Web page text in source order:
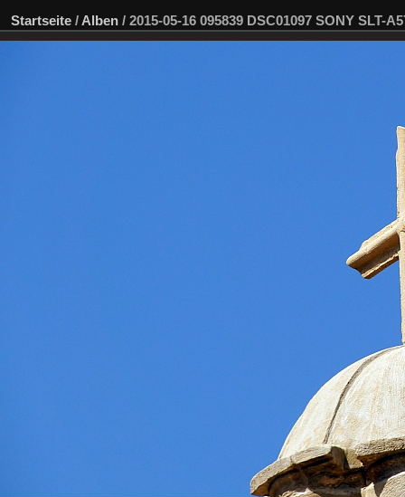
Startseite / Alben / 2015-05-16 095839 DSC01097 SONY SLT-